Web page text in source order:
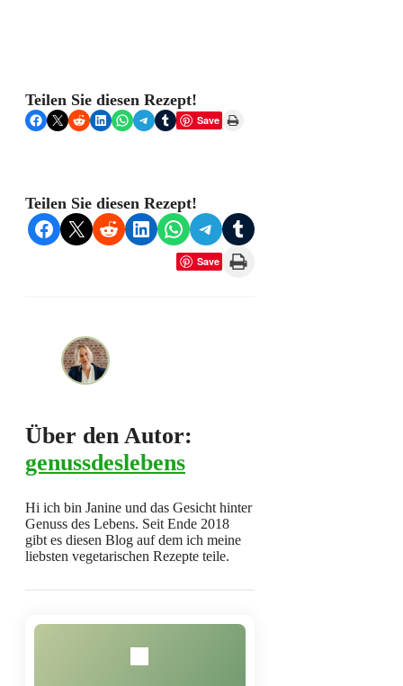
Teilen Sie diesen Rezept!
Share on Facebook
Share on X Share on RedditShare on LinkedIn
Share on WhatsApp
Share on Telegram
Share on TumblrSave Print this Page
Teilen Sie diesen Rezept!
Share on Facebook
Share on X Share on RedditShare on LinkedIn
Share on WhatsApp
Share on Telegram
Share on Tumblr
Save Print this Page
Über den Autor:
genussdeslebens
Hi ich bin Janine und das Gesicht hinter
Genuss des Lebens. Seit Ende 2018
gibt es diesen Blog auf dem ich meine
liebsten vegetarischen Rezepte teile.